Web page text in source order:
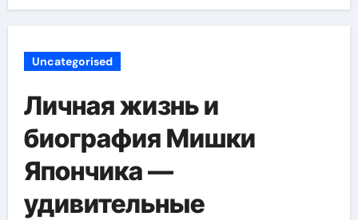
Uncategorised
Личная жизнь и
биография Мишки
Япончика —
удивительные